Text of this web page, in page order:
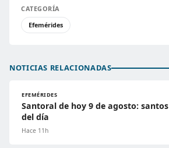
CATEGORÍA
Efemérides
NOTICIAS RELACIONADAS
EFEMÉRIDES
Santoral de hoy 9 de agosto:
del día
Hace 11h